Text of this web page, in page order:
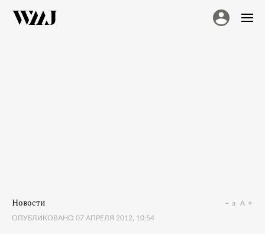
Новости
ОПУБЛИКОВАНО 07 АПРЕЛЯ 2012, 10:54
a A